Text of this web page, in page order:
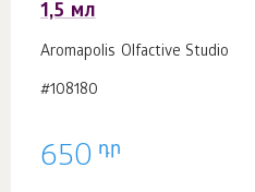
1,5 мл
Aromapolis Olfactive Studio
#108180
650 դր